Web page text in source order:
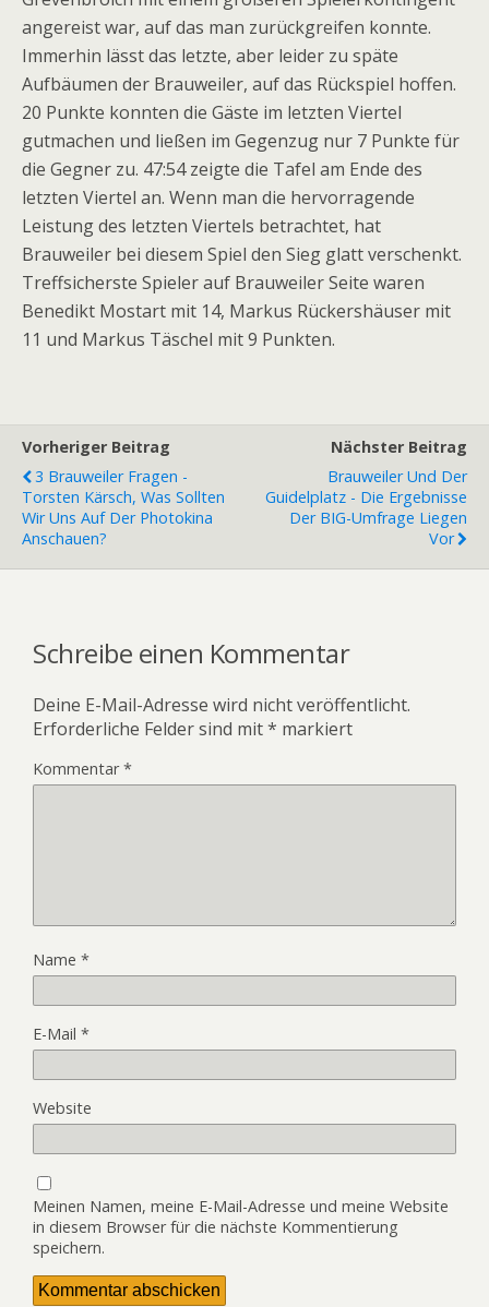
angereist war, auf das man zurückgreifen konnte.
Immerhin lässt das letzte, aber leider zu späte
Aufbäumen der Brauweiler, auf das Rückspiel hoffen.
20 Punkte konnten die Gäste im letzten Viertel
gutmachen und ließen im Gegenzug nur 7 Punkte für
die Gegner zu. 47:54 zeigte die Tafel am Ende des
letzten Viertel an. Wenn man die hervorragende
Leistung des letzten Viertels betrachtet, hat
Brauweiler bei diesem Spiel den Sieg glatt verschenkt.
Treffsicherste Spieler auf Brauweiler Seite waren
Benedikt Mostart mit 14, Markus Rückershäuser mit
11 und Markus Täschel mit 9 Punkten.
Vorheriger Beitrag
3 Brauweiler Fragen -
Torsten Kärsch, Was Sollten
Wir Uns Auf Der Photokina
Anschauen?
Nächster Beitrag
Brauweiler Und Der
Guidelplatz - Die Ergebnisse
Der BIG-Umfrage Liegen
Vor
Schreibe einen Kommentar
Deine E-Mail-Adresse wird nicht veröffentlicht.
Erforderliche Felder sind mit* markiert
Kommentar*
Name *
E-Mail *
Website
Meinen Namen, meine E-Mail-Adresse und meine Website
in diesem Browser für die nächste Kommentierung
speichern.